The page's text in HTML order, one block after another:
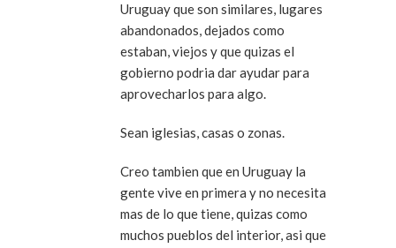
Uruguay que son similares, lugares
abandonados, dejados como
estaban, viejos y que quizas el
gobierno podria dar ayudar para
aprovecharlos para algo.
Sean iglesias, casas o zonas.
Creo tambien que en Uruguay la
gente vive en primera y no necesita
mas de lo que tiene, quizas como
muchos pueblos del interior, asi que